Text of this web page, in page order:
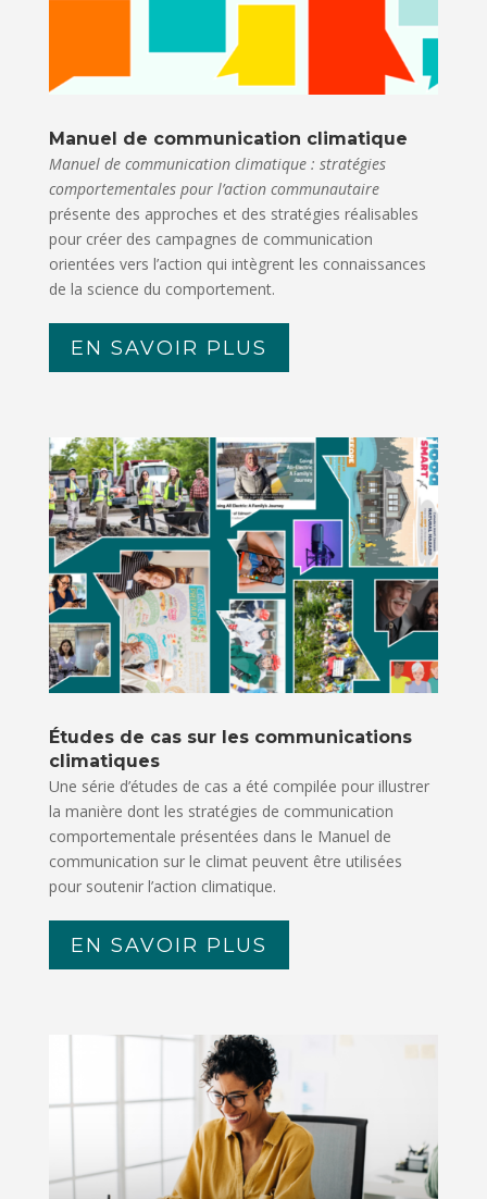
Manuel de communication climatique
Manuel de communication climatique : stratégies
comportementales pour l’action communautaire
présente des approches et des stratégies réalisables
pour créer des campagnes de communication
orientées vers l’action qui intègrent les connaissances
de la science du comportement.
EN SAVOIR PLUS
Études de cas sur les communications
climatiques
Une série d’études de cas a été compilée pour illustrer
la manière dont les stratégies de communication
comportementale présentées dans le Manuel de
communication sur le climat peuvent être utilisées
pour soutenir l’action climatique.
EN SAVOIR PLUS